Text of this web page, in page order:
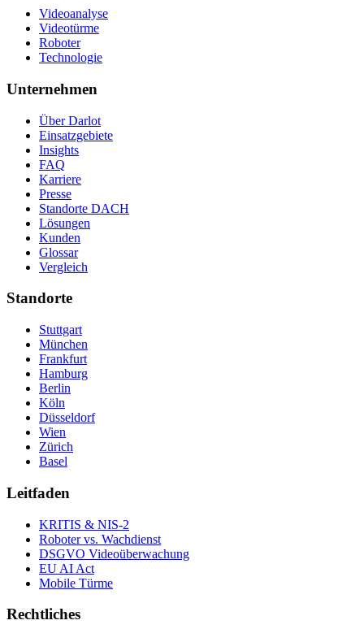
Videoanalyse
Videotürme
Roboter
Technologie
Unternehmen
Über Darlot
Einsatzgebiete
Insights
FAQ
Karriere
Presse
Standorte DACH
Lösungen
Kunden
Glossar
Vergleich
Standorte
Stuttgart
München
Frankfurt
Hamburg
Berlin
Köln
Düsseldorf
Wien
Zürich
Basel
Leitfaden
KRITIS & NIS-2
Roboter vs. Wachdienst
DSGVO Videoüberwachung
EU AI Act
Mobile Türme
Rechtliches